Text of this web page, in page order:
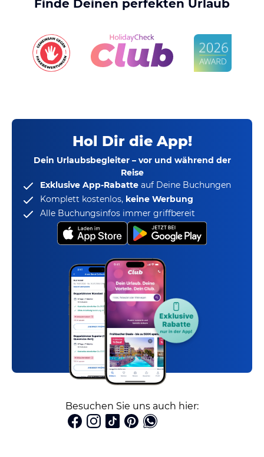
Finde Deinen perfekten Urlaub
Hol Dir die App!
Dein Urlaubsbegleiter – vor und während der
Reise
Exklusive App-Rabatte auf Deine Buchungen
Komplett kostenlos, keine Werbung
Alle Buchungsinfos immer griffbereit
Besuchen Sie uns auch hier: